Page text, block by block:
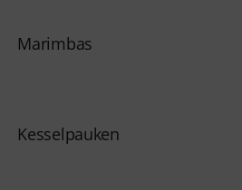
Marimbas
Kesselpauken